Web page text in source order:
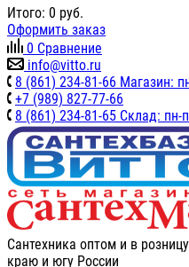
Итого: 0 руб.
Оформить заказ
0 Сравнение
info@vitto.ru
8 (861) 234-81-66 Магазин:
+7 (989) 827-77-66
8 (861) 234-81-65 Склад: пн-
Сантехника оптом и в
краю и югу России